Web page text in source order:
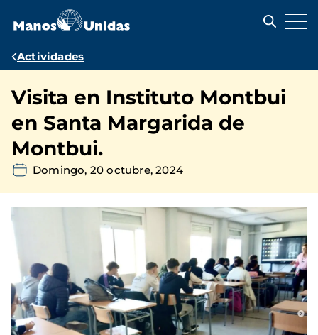
contenido
Ruta
navegación
Actividades
Visita en Instituto Montbui
en Santa Margarida de
Montbui.
Domingo, 20 octubre, 2024